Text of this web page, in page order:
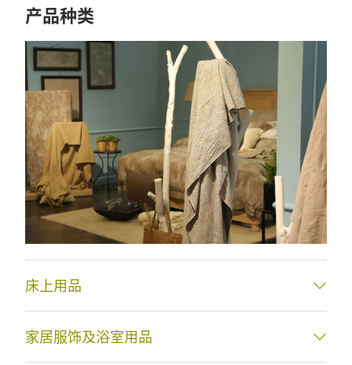
产品种类
床上用品
家居服饰及浴室用品